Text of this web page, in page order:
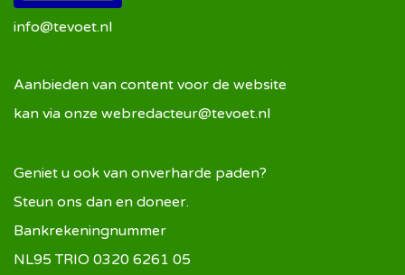
info@tevoet.nl
Aanbieden van content voor de website
kan via onze webredacteur@tevoet.nl
Geniet u ook van onverharde paden?
Steun ons dan en doneer.
Bankrekeningnummer
NL95 TRIO 0320 6261 05